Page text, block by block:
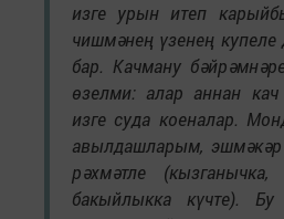
изге урын итеп
чишмәнең үзенең
бар. Качману
өзелми: алар аннан
изге суда коеналар.
авылдашларым,
рәхмәтле
бакыйлыкка күчте). Бу